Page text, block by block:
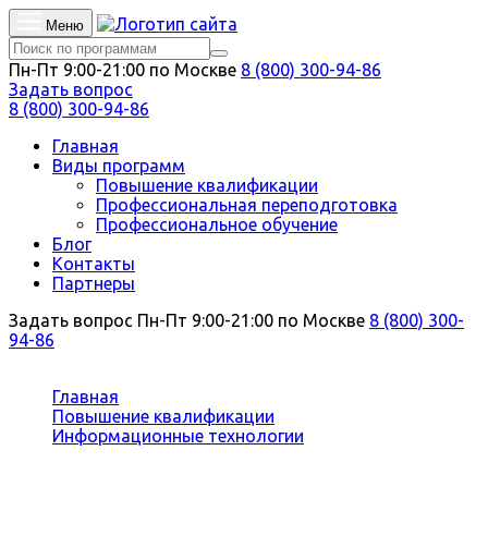
Меню
Пн-Пт 9:00-21:00 по Москве 8 (800) 300-94-86
Задать вопрос
8 (800) 300-94-86
Главная
Виды программ
Повышение квалификации
Профессиональная переподготовка
Профессиональное обучение
Блог
Контакты
Партнеры
Задать вопрос Пн-Пт 9:00-21:00 по Москве 8 (800) 300-
94-86
Главная
Повышение квалификации
Информационные технологии